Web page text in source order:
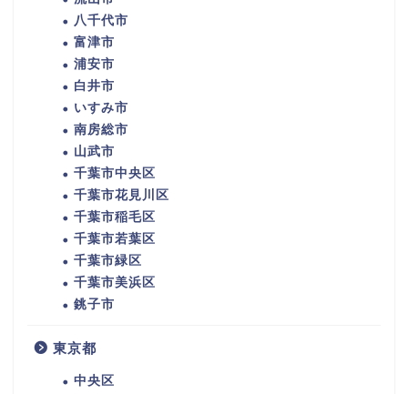
八千代市
富津市
浦安市
白井市
いすみ市
南房総市
山武市
千葉市中央区
千葉市花見川区
千葉市稲毛区
千葉市若葉区
千葉市緑区
千葉市美浜区
銚子市
東京都
中央区